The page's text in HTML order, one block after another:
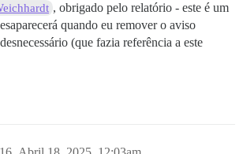
, obrigado pelo relatório - este é um
quando eu remover o aviso
(que fazia referência a este